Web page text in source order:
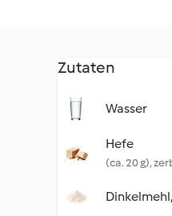
Zutaten
Wasser
Hefe
(ca. 20 g),